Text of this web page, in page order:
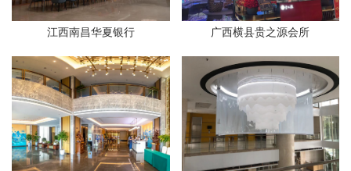
江西南昌华夏银行 广西横县贵之源会所